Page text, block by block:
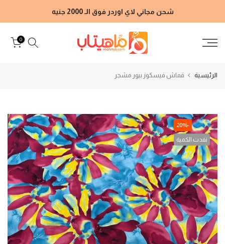
إلى
شحن مجاني لاي اوردر فوق الـ 2000 جنيه
0
الرئيسية قماش فيسكوز بيور مشجر
-20%
نفدت الكمية